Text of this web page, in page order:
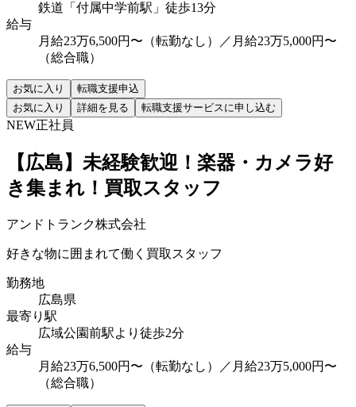
鉄道「付属中学前駅」徒歩13分
給与
月給23万6,500円〜（転勤なし）／月給23万5,000円〜
（総合職）
お気に入り
転職支援申込
お気に入り
詳細を見る 転職支援サービスに申し込む
NEW正社員
【広島】未経験歓迎！楽器・カメラ好
き集まれ！買取スタッフ
アンドトランク株式会社
好きな物に囲まれて働く買取スタッフ
勤務地
広島県
最寄り駅
広域公園前駅より徒歩2分
給与
月給23万6,500円〜（転勤なし）／月給23万5,000円〜
（総合職）